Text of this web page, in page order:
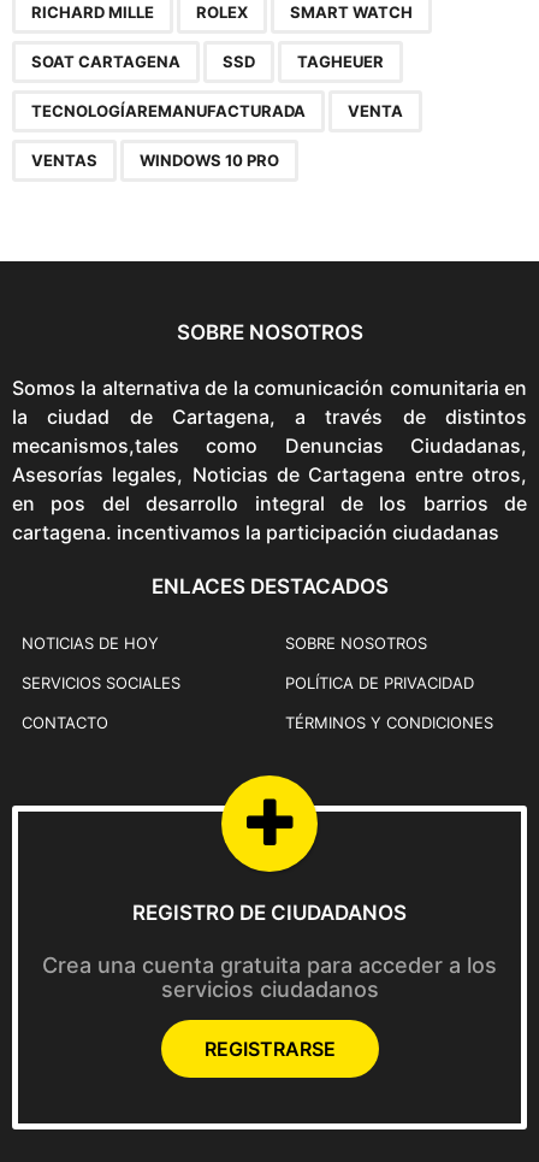
RICHARD MILLE ROLEX SMART WATCH
SOAT CARTAGENA SSD TAGHEUER
TECNOLOGÍAREMANUFACTURADA VENTA
VENTAS WINDOWS 10 PRO
SOBRE NOSOTROS
Somos la alternativa de la comunicación comunitaria en
la ciudad de Cartagena, a través de distintos
mecanismos,tales como Denuncias Ciudadanas,
Asesorías legales, Noticias de Cartagena entre otros,
en pos del desarrollo integral de los barrios de
cartagena. incentivamos la participación ciudadanas
ENLACES DESTACADOS
NOTICIAS DE HOY
SERVICIOS SOCIALES
CONTACTO
SOBRE NOSOTROS
POLÍTICA DE PRIVACIDAD
TÉRMINOS Y CONDICIONES
REGISTRO DE CIUDADANOS
Crea una cuenta gratuita para acceder a los
servicios ciudadanos
REGISTRARSE